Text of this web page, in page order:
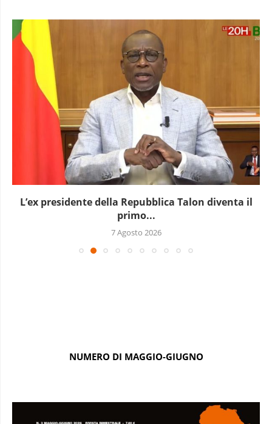
L’ex presidente della Repubblica Talon diventa il
primo...
7 Agosto 2026
NUMERO DI MAGGIO-GIUGNO